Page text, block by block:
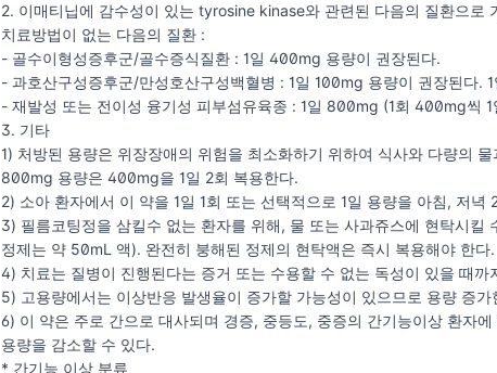
2. 이매티닙에 감수성이 있는 tyrosine kinase와 관련된 다음의 질환으로
치료방법이 없는 다음의 질환 :
- 골수이형성증후군/골수증식질환 : 1일 400mg 용량이 권장된다.
- 과호산구성증후군/만성호산구성백혈병 : 1일 100mg 용량이 권장된다.
- 재발성 또는 전이성 융기성 피부섬유육종 : 1일 800mg (1회 400mg씩 1
3. 기타
1) 처방된 용량은 위장장애의 위험을 최소화하기 위하여 식사와 다량의
800mg 용량은 400mg을 1일 2회 복용한다.
2) 소아 환자에서 이 약을 1일 1회 또는 선택적으로 1일 용량을 아침, 저녁
3) 필름코팅정을 삼킬수 없는 환자를 위해, 물 또는 사과쥬스에 현탁시
정제는 약 50mL 액). 완전히 붕해된 정제의 현탁액은 즉시 복용해야 한다.
4) 치료는 질병이 진행된다는 증거 또는 수용할 수 없는 독성이 있을 때까
5) 고용량에서는 이상반응 발생율이 증가할 가능성이 있으므로 용량 증
6) 이 약은 주로 간으로 대사되며 경증, 중등도, 중증의 간기능이상 환자
용량을 감소할 수 있다.
* 간기능 이상 분류